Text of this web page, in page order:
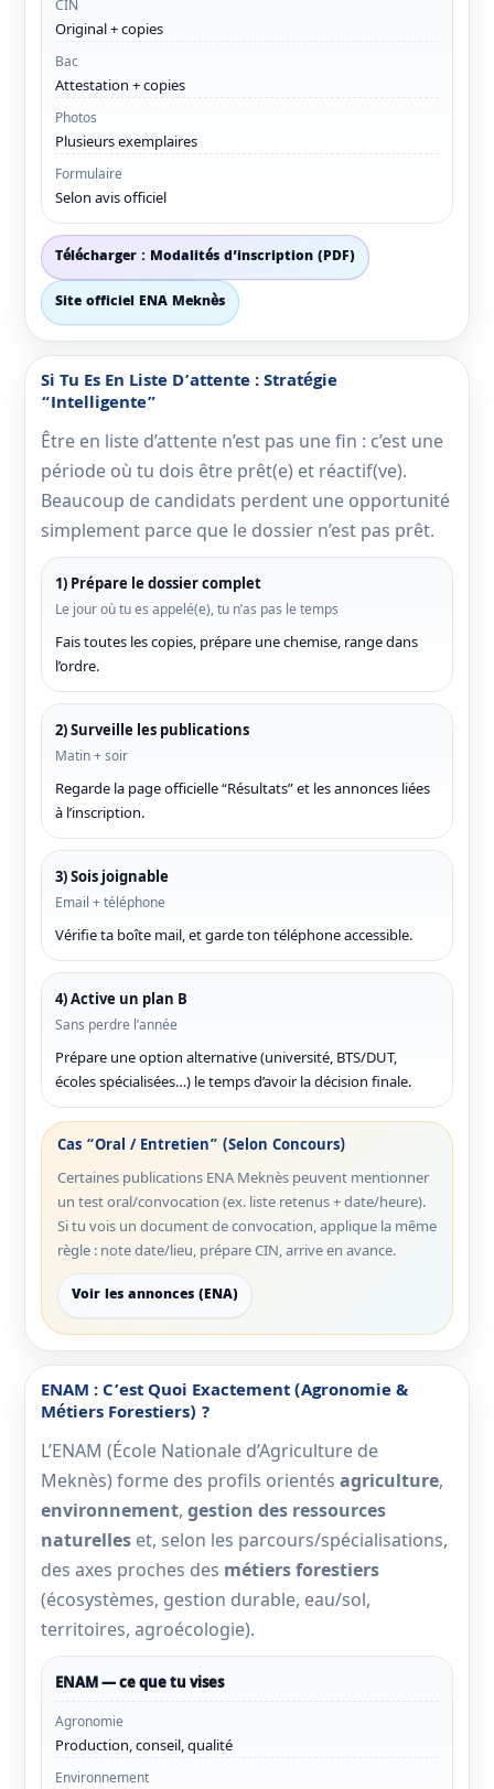
CIN
Original + copies
Bac
Attestation + copies
Photos
Plusieurs exemplaires
Formulaire
Selon avis officiel
Télécharger : Modalités d’inscription (PDF)
Site officiel ENA Meknès
Si Tu Es En Liste D’attente : Stratégie
“intelligente”
Être en liste d’attente n’est pas une fin : c’est une
période où tu dois être prêt(e) et réactif(ve).
Beaucoup de candidats perdent une opportunité
simplement parce que le dossier n’est pas prêt.
1) Prépare le dossier complet
Le jour où tu es appelé(e), tu n’as pas le temps
Fais toutes les copies, prépare une chemise, range dans
l’ordre.
2) Surveille les publications
Matin + soir
Regarde la page officielle “Résultats” et les annonces liées
à l’inscription.
3) Sois joignable
Email + téléphone
Vérifie ta boîte mail, et garde ton téléphone accessible.
4) Active un plan B
Sans perdre l’année
Prépare une option alternative (université, BTS/DUT,
écoles spécialisées…) le temps d’avoir la décision finale.
Cas “oral / Entretien” (selon Concours)
Certaines publications ENA Meknès peuvent mentionner
un test oral/convocation (ex. liste retenus + date/heure).
Si tu vois un document de convocation, applique la même
règle : note date/lieu, prépare CIN, arrive en avance.
Voir les annonces (ENA)
ENAM : C’est Quoi Exactement (agronomie &
Métiers Forestiers) ?
L’ENAM (École Nationale d’Agriculture de
Meknès) forme des profils orientés agriculture,
environnement, gestion des ressources
naturelles et, selon les parcours/spécialisations,
des axes proches des métiers forestiers
(écosystèmes, gestion durable, eau/sol,
territoires, agroécologie).
ENAM — ce que tu vises
Agronomie
Production, conseil, qualité
Environnement